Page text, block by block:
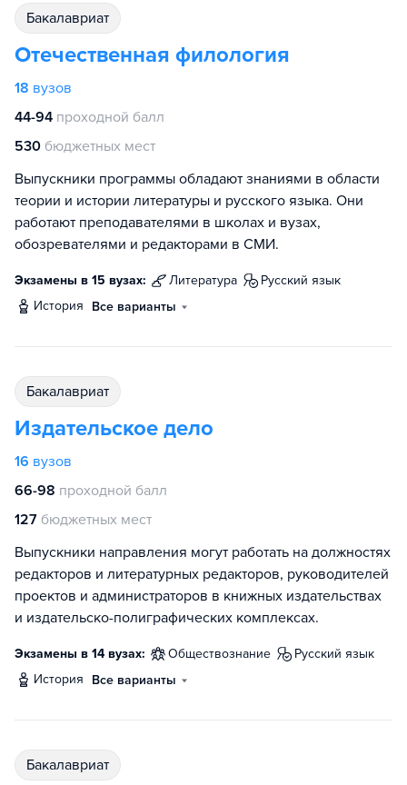
бакалавриат
Отечественная филология
18 вузов
44-94 проходной балл
530 бюджетных мест
Выпускники программы обладают знаниями в области
теории и истории литературы и русского языка. Они
работают преподавателями в школах и вузах,
обозревателями и редакторами в СМИ.
Экзамены в 15 вузах: литература
русский язык
история
Все варианты
бакалавриат
Издательское дело
16 вузов
66-98 проходной балл
127 бюджетных мест
Выпускники направления могут работать на должностях
редакторов и литературных редакторов, руководителей
проектов и администраторов в книжных издательствах
и издательско-полиграфических комплексах.
Экзамены в 14 вузах: обществознание
русский язык
история
Все варианты
бакалавриат